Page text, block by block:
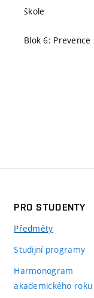
škole
Blok 6:
PRO STUDENTY
Předměty
Studijní programy
Harmonogram
akademického roku